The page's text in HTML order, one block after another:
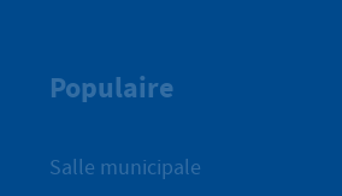
Populaire
Salle municipale